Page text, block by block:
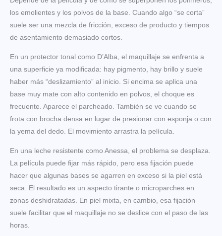
los emolientes y los polvos de la base. Cuando algo “se corta”
suele ser una mezcla de fricción, exceso de producto y tiempos
de asentamiento demasiado cortos.
En un protector tonal como D’Alba, el maquillaje se enfrenta a
una superficie ya modificada: hay pigmento, hay brillo y suele
haber más “deslizamiento” al inicio. Si encima se aplica una
base muy mate con alto contenido en polvos, el choque es
frecuente. Aparece el parcheado. También se ve cuando se
frota con brocha densa en lugar de presionar con esponja o con
la yema del dedo. El movimiento arrastra la película.
En una leche resistente como Anessa, el problema se desplaza.
La película puede fijar más rápido, pero esa fijación puede
hacer que algunas bases se agarren en exceso si la piel está
seca. El resultado es un aspecto tirante o microparches en
zonas deshidratadas. En piel mixta, en cambio, esa fijación
suele facilitar que el maquillaje no se deslice con el paso de las
horas.